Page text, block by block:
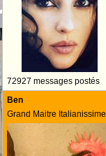
72927 messages postés
Ben
Grand Maitre Italianissime